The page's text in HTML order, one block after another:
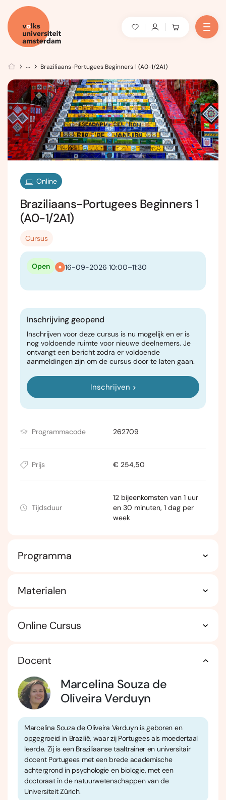
Braziliaans-Portugees Beginners 1 (A0-1/2A1)
Online
Braziliaans-Portugees Beginners 1
(A0-1/2A1)
Cursus
16-09-2026 10:00–11:30
Open
Inschrijving geopend
Inschrijven voor deze cursus is nu mogelijk en er is
nog voldoende ruimte voor nieuwe deelnemers. Je
ontvangt een bericht zodra er voldoende
aanmeldingen zijn om de cursus door te laten gaan.
Inschrijven
Programmacode 262709
Prijs € 254,50
Tijdsduur
12 bijeenkomsten van 1 uur
en 30 minuten, 1 dag per
week
Programma
Materialen
Online Cursus
Docent
Marcelina Souza de
Oliveira Verduyn
Marcelina Souza de Oliveira Verduyn is geboren en
opgegroeid in Brazilië, waar zij Portugees als moedertaal
leerde. Zij is een Braziliaanse taaltrainer en universitair
docent Portugees met een brede academische
achtergrond in psychologie en biologie, met een
doctoraat in de natuurwetenschappen van de
Universiteit Zürich.